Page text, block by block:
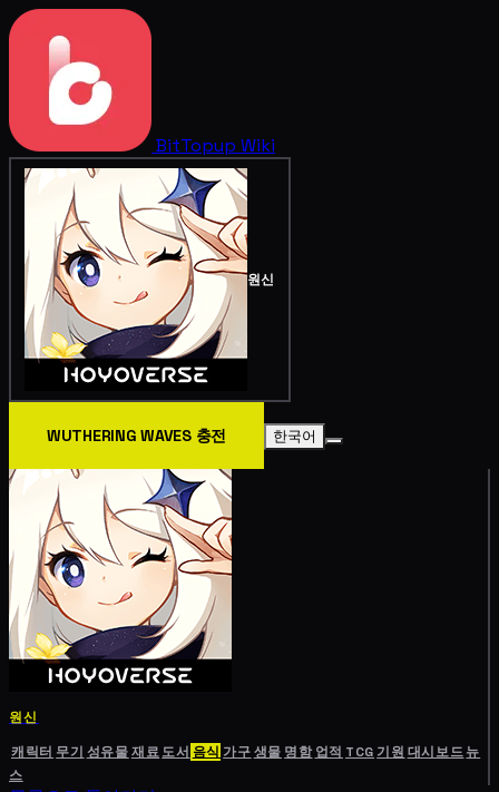
BitTopup Wiki
원신
WUTHERING WAVES 충전 한국어
원신
캐릭터 무기 성유물재료도서 음식 가구생물 명함 업적 TCG기원 대시보드뉴
스